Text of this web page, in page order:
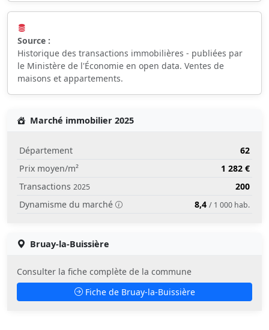
Source :
Historique des transactions immobilières - publiées par
le Ministère de l'Économie en open data. Ventes de
maisons et appartements.
Marché immobilier 2025
Département
62
Prix moyen/m²
1 282 €
Transactions 2025
200
Dynamisme du marché
8,4 / 1 000 hab.
Bruay-la-Buissière
Consulter la fiche complète de la commune
Fiche de Bruay-la-Buissière